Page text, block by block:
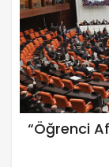
“Öğrenci